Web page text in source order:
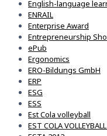
English-language
ENRAIL
Enterprise Award
Entrepreneurship
ePub
Ergonomics
ERO-Bildungs GmbH
ERP
ESG
ESS
Est Cola volleyball
EST COLA